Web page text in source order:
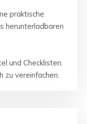
praktische
herunterladbaren
und Checklisten,
zu vereinfachen.